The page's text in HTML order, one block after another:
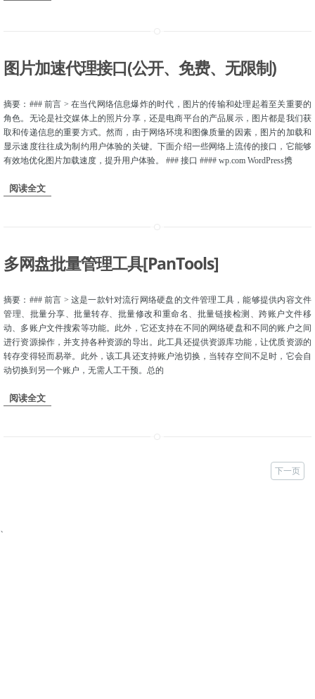
图片加速代理接口(公开、免费、无限制)
摘要：### 前言 > 在当代网络信息爆炸的时代，图片的传输和处理起着至关重要的
角色。无论是社交媒体上的照片分享，还是电商平台的产品展示，图片都是我们获
取和传递信息的重要方式。然而，由于网络环境和图像质量的因素，图片的加载和
显示速度往往成为制约用户体验的关键。下面介绍一些网络上流传的接口，它能够
有效地优化图片加载速度，提升用户体验。 ### 接口 #### wp.com WordPress携
阅读全文
多网盘批量管理工具[PanTools]
摘要：### 前言 > 这是一款针对流行网络硬盘的文件管理工具，能够提供内容文件
管理、批量分享、批量转存、批量修改和重命名、批量链接检测、跨账户文件移
动、多账户文件搜索等功能。此外，它还支持在不同的网络硬盘和不同的账户之间
进行资源操作，并支持各种资源的导出。此工具还提供资源库功能，让优质资源的
转存变得轻而易举。此外，该工具还支持账户池切换，当转存空间不足时，它会自
动切换到另一个账户，无需人工干预。总的
阅读全文
下一页
、